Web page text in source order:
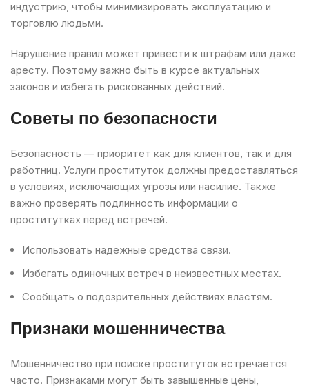
индустрию, чтобы минимизировать эксплуатацию и
торговлю людьми.
Нарушение правил может привести к штрафам или даже
аресту. Поэтому важно быть в курсе актуальных
законов и избегать рискованных действий.
Советы по безопасности
Безопасность — приоритет как для клиентов, так и для
работниц. Услуги проституток должны предоставляться
в условиях, исключающих угрозы или насилие. Также
важно проверять подлинность информации о
проститутках перед встречей.
Использовать надежные средства связи.
Избегать одиночных встреч в неизвестных местах.
Сообщать о подозрительных действиях властям.
Признаки мошенничества
Мошенничество при поиске проституток встречается
часто. Признаками могут быть завышенные цены,